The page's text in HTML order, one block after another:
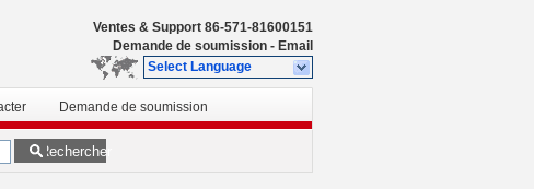
Ventes & Support 86-571-81600151
Demande de soumission - Email
Select Language
Demande de soumission
Rechercher